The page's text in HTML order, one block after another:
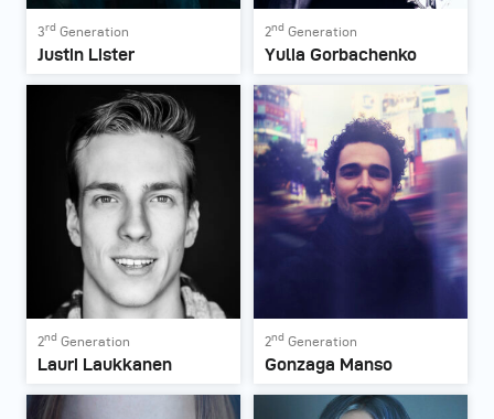
3rd Generation
Justin Lister
2nd Generation
Yulia Gorbachenko
2nd Generation
Lauri Laukkanen
2nd Generation
Gonzaga Manso